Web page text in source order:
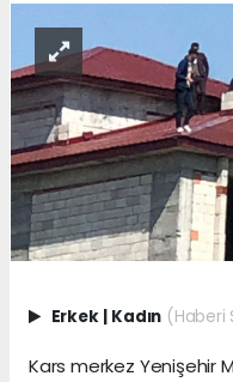
Erkek | Kadın (Haberi
Kars merkez Yenişehir